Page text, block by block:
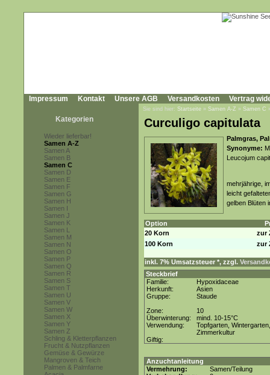
Impressum Kontakt Unsere AGB Versandkosten Vertrag
Kategorien
Wieder lieferbar!
Samen A-Z
Samen A
Samen B
Samen C
Samen D
Samen E
Samen F
Samen G
Samen H
Samen I
Samen J
Samen K
Samen L
Samen M
Samen N
Samen O
Samen P
Samen Q
Samen R
Samen S
Samen T
Samen U
Samen V
Samen W
Samen X
Samen Y
Samen Z
Schling & Kletterpflanzen
Frucht & Nutzpflanzen
Gemüse & Gewürze
Mangroven & Teich
Palmen & Palmfarne
Sie sind hier: Startseite » Samen A-Z » Samen C
Curculigo capitulata
Palmgras,
Synonyme:
Leucojum
mehrjährige,
leicht
gelben Blüten
Option
20 Korn
zur
100 Korn
zur
inkl. 7% Umsatzsteuer *, zzgl.
Steckbrief
Familie:
Hypoxidaceae
Herkunft:
Asien
Gruppe:
Staude
Zone:
10
Überwinterung:
mind. 10-15°C
Verwendung:
Topfgarten, Wintergarten,
Zimmerkultur
Giftig:
Anzuchtanleitung
Vermehrung:
Samen/Teilung